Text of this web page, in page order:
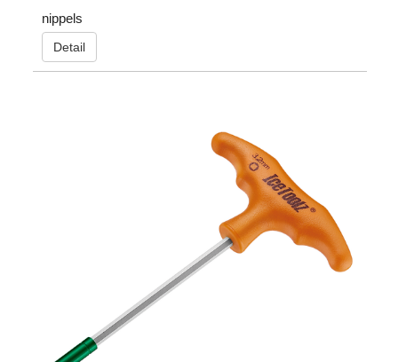
nippels
Detail